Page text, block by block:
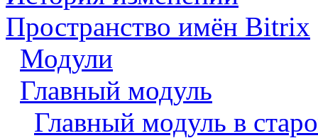
Пространство имён Bitrix
Модули
Главный модуль
Главный модуль в